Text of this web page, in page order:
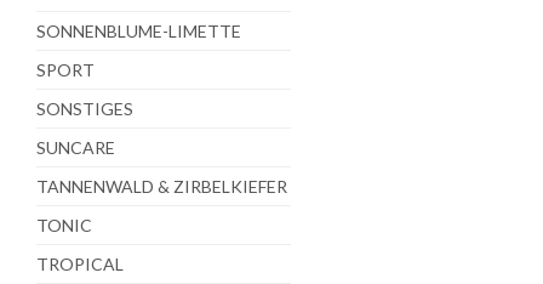
SONNENBLUME-LIMETTE
SPORT
SONSTIGES
SUNCARE
TANNENWALD & ZIRBELKIEFER
TONIC
TROPICAL